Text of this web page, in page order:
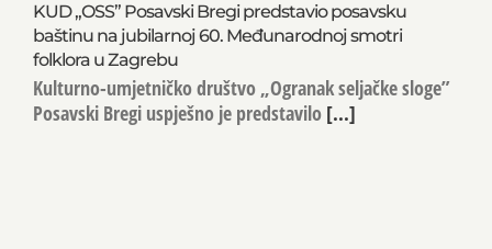
KUD „OSS” Posavski Bregi predstavio posavsku
baštinu na jubilarnoj 60. Međunarodnoj smotri
folklora u Zagrebu
Kulturno-umjetničko društvo „Ogranak seljačke sloge”
Posavski Bregi uspješno je predstavilo [...]